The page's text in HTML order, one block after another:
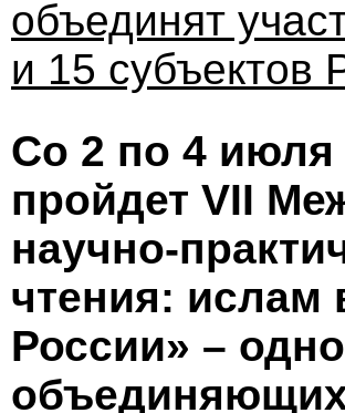
объединят
и 15 субъектов
Со 2 по 4 июля
пройдет VII
научно-
чтения: ислам
России» –
объединяющих